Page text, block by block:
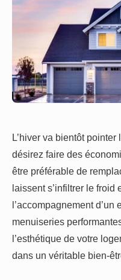
L’hiver va bientôt
désirez faire des
être préférable de
laissent s’infiltrer le froid
l’accompagnement
menuiseries
l’esthétique de votre
dans un véritable bien-